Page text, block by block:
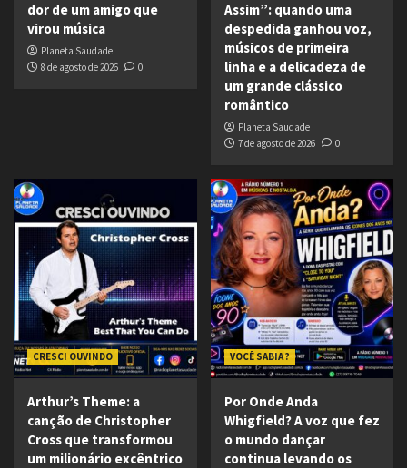
dor de um amigo que
virou música
Planeta Saudade
8 de agosto de 2026
0
Assim”: quando uma
despedida ganhou voz,
músicos de primeira
linha e a delicadeza de
um grande clássico
romântico
Planeta Saudade
7 de agosto de 2026
0
CRESCI OUVINDO
Arthur’s Theme: a
canção de Christopher
Cross que transformou
um milionário excêntrico
VOCÊ SABIA ?
Por Onde Anda
Whigfield? A voz que fez
o mundo dançar
continua levando os